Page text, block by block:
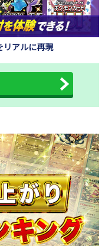
リアルに再現